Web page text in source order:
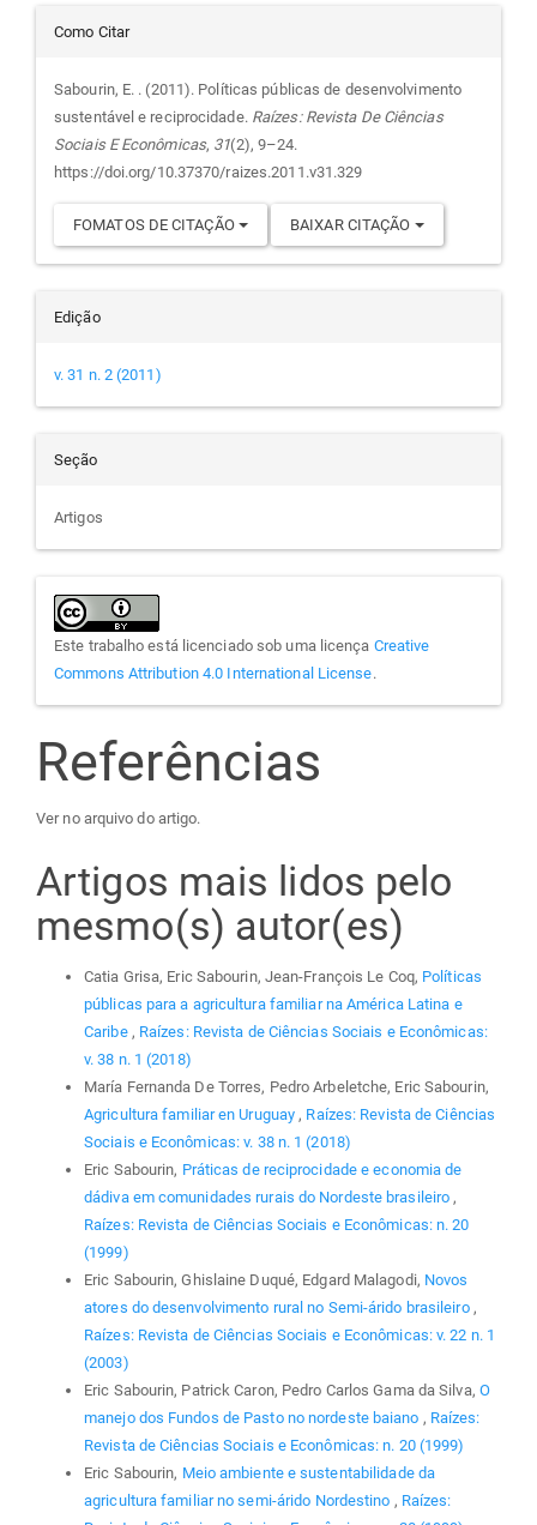
Detalhes
do
artigo
Como Citar
Sabourin, E. . (2011). Políticas públicas de desenvolvimento
sustentável e reciprocidade. Raízes: Revista De Ciências
Sociais E Econômicas, 31(2), 9–24.
https://doi.org/10.37370/raizes.2011.v31.329
FOMATOS DE CITAÇÃO BAIXAR CITAÇÃO
Edição
v. 31 n. 2 (2011)
Seção
Artigos
Este trabalho está licenciado sob uma licença Creative
Commons Attribution 4.0 International License.
Referências
Ver no arquivo do artigo.
Artigos mais lidos pelo
mesmo(s) autor(es)
Catia Grisa, Eric Sabourin, Jean-François Le Coq, Políticas
públicas para a agricultura familiar na América Latina e
Caribe , Raízes: Revista de Ciências Sociais e Econômicas:
v. 38 n. 1 (2018)
María Fernanda De Torres, Pedro Arbeletche, Eric Sabourin,
Agricultura familiar en Uruguay , Raízes: Revista de Ciências
Sociais e Econômicas: v. 38 n. 1 (2018)
Eric Sabourin, Práticas de reciprocidade e economia de
dádiva em comunidades rurais do Nordeste brasileiro ,
Raízes: Revista de Ciências Sociais e Econômicas: n. 20
(1999)
Eric Sabourin, Ghislaine Duqué, Edgard Malagodi, Novos
atores do desenvolvimento rural no Semi-árido brasileiro ,
Raízes: Revista de Ciências Sociais e Econômicas: v. 22 n. 1
(2003)
Eric Sabourin, Patrick Caron, Pedro Carlos Gama da Silva, O
manejo dos Fundos de Pasto no nordeste baiano , Raízes:
Revista de Ciências Sociais e Econômicas: n. 20 (1999)
Eric Sabourin, Meio ambiente e sustentabilidade da
agricultura familiar no semi-árido Nordestino , Raízes: